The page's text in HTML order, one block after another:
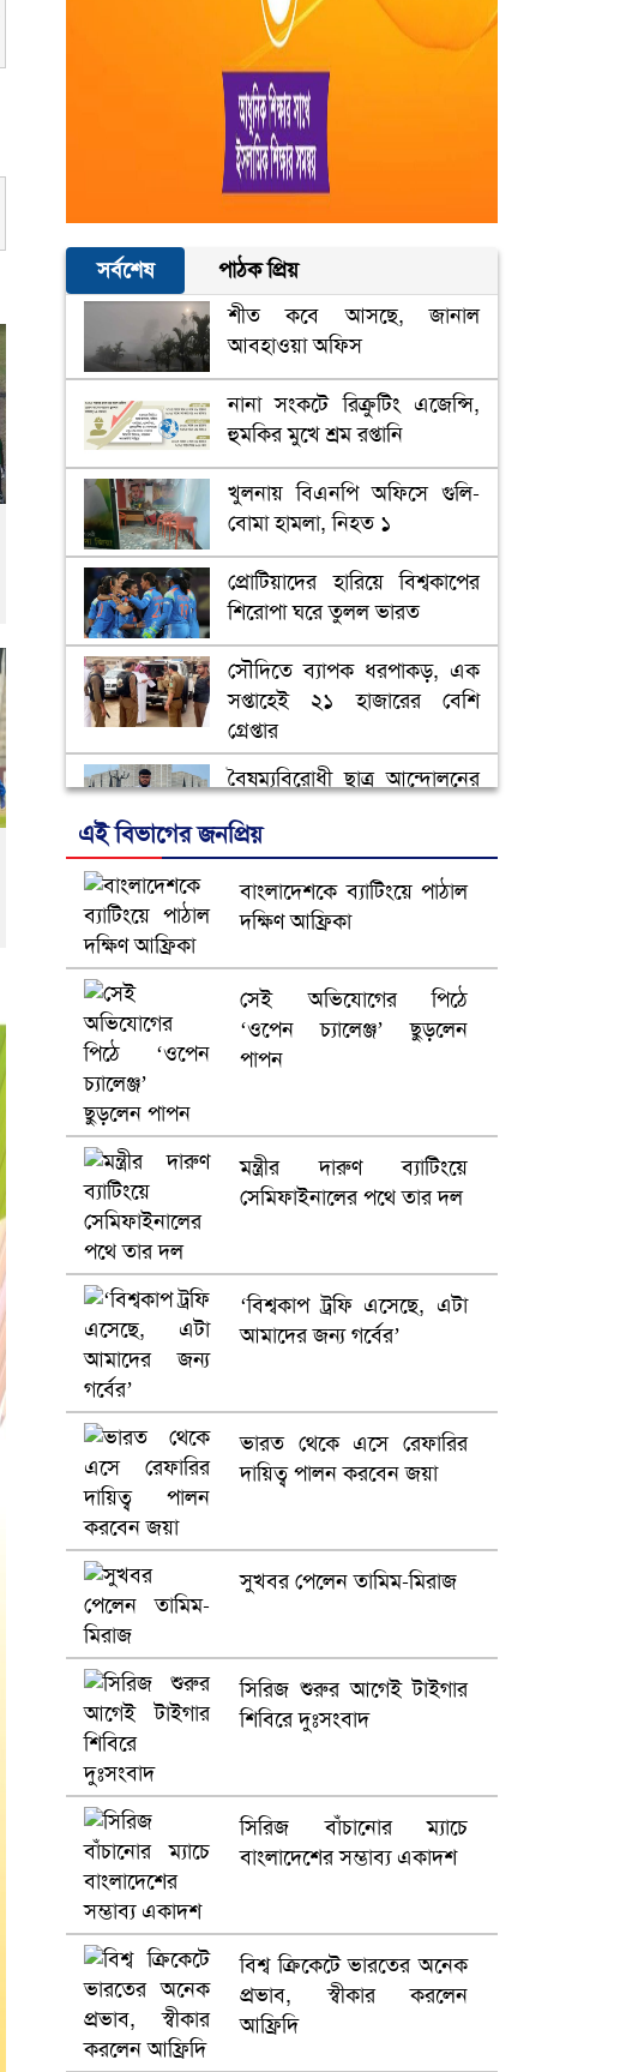
সর্বশেষ
পাঠক প্রিয়
শীত কবে আসছে, জানাল
আবহাওয়া অফিস
নানা সংকটে রিক্রুটিং এজেন্সি,
হুমকির মুখে শ্রম রপ্তানি
খুলনায় বিএনপি অফিসে গুলি-
বোমা হামলা, নিহত ১
প্রোটিয়াদের হারিয়ে বিশ্বকাপের
শিরোপা ঘরে তুলল ভারত
সৌদিতে ব্যাপক ধরপাকড়, এক
সপ্তাহেই ২১ হাজারের বেশি
গ্রেপ্তার
বৈষম্যবিরোধী ছাত্র আন্দোলনের
ভিউ বাড়াতে রাম দা হাতে
ফেসবুকে ভিডিও পোস্ট শিক্ষকের
কারাগারে
ভারতে ভয়াবহ সড়ক দুর্ঘটনা,
নিহত ১৫
হলিউডে নতুন প্রেমের গুঞ্জন
এই বিভাগের জনপ্রিয়
বাংলাদেশকে ব্যাটিংয়ে পাঠাল
দক্ষিণ আফ্রিকা
সেই অভিযোগের পিঠে
‘ওপেন চ্যালেঞ্জ’ ছুড়লেন
পাপন
মন্ত্রীর দারুণ ব্যাটিংয়ে
সেমিফাইনালের পথে তার দল
‘বিশ্বকাপ ট্রফি এসেছে, এটা
আমাদের জন্য গর্বের’
ভারত থেকে এসে রেফারির
দায়িত্ব পালন করবেন জয়া
সুখবর পেলেন তামিম-মিরাজ
সিরিজ শুরুর আগেই টাইগার
শিবিরে দুঃসংবাদ
সিরিজ বাঁচানোর ম্যাচে
বাংলাদেশের সম্ভাব্য একাদশ
বিশ্ব ক্রিকেটে ভারতের অনেক
প্রভাব, স্বীকার করলেন
আফ্রিদি